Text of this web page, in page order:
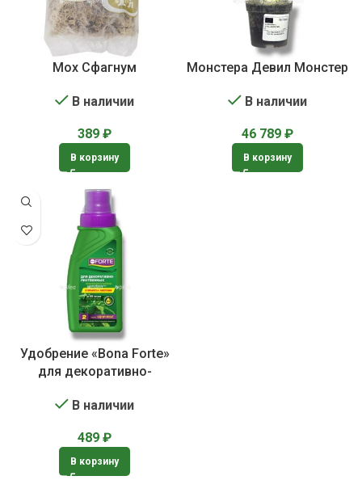
Мох Сфагнум
В наличии
389 ₽
В корзину
Монстера Девил Монстер
В наличии
46 789 ₽
В корзину
Удобрение «Bona Forte»
для декоративно-
В наличии
489 ₽
В корзину